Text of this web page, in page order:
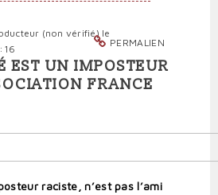
PERMALIEN
(non vérifié)le
EST UN IMPOSTEUR
FRANCE
raciste, n’est pas l’ami